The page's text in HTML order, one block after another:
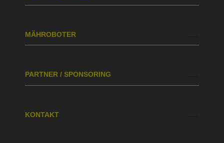
MÄHROBOTER
PARTNER / SPONSORING
KONTAKT